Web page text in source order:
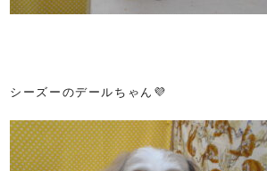
シーズーのデールちゃん💜